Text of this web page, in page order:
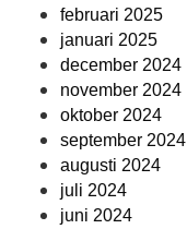
februari 2025
januari 2025
december 2024
november 2024
oktober 2024
september 2024
augusti 2024
juli 2024
juni 2024